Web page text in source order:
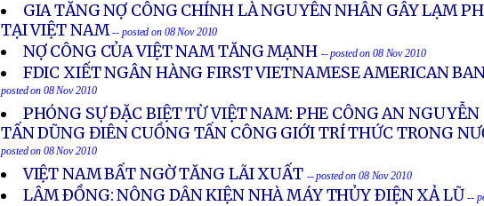
GIA TĂNG NỢ CÔNG CHÍNH LÀ NGUYÊN NHÂN GÂY LẠM
TẠI VIỆT NAM -- posted on 08 Nov 2010
NỢ CÔNG CỦA VIỆT NAM TĂNG MẠNH -- posted on 08 Nov 2010
FDIC XIẾT NGÂN HÀNG FIRST VIETNAMESE AMERICAN
posted on 08 Nov 2010
PHÓNG SỰ ĐẶC BIỆT TỪ VIỆT NAM: PHE CÔNG AN NGUYỄN
TẤN DŨNG ĐIÊN CUỒNG TẤN CÔNG GIỚI TRÍ THỨC TRONG
posted on 08 Nov 2010
VIỆT NAM BẤT NGỜ TĂNG LÃI XUẤT -- posted on 08 Nov 2010
LÂM ÐỒNG: NÔNG DÂN KIỆN NHÀ MÁY THỦY ÐIỆN XẢ LŨ --